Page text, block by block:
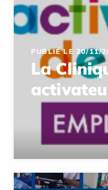
PUBLIÉ LE 20/11/
La